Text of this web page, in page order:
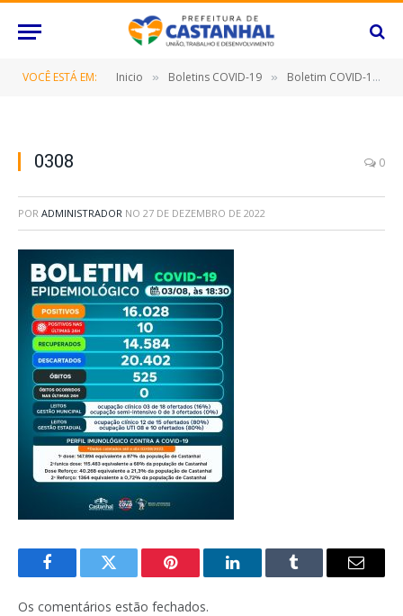
VOCÊ ESTÁ EM: Inicio » Boletins COVID-19 » Boletim COVID-19 (03/08/2022)
0308 0
POR ADMINISTRADOR NO 27 DE DEZEMBRO DE 2022
FacebookTwitter Pinterest O
Tumblr
E-
Os comentários estão fechados.